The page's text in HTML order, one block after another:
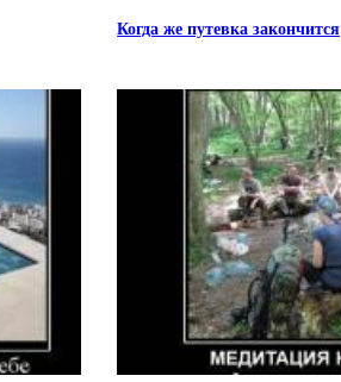
Когда же путевка закончится